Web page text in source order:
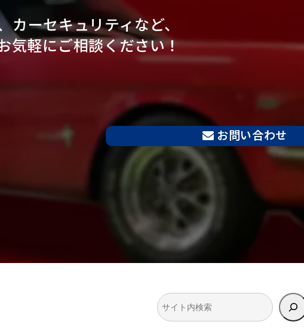
カーセキュリティなど、
気軽にご相談ください！
お問い合わせ
検
索